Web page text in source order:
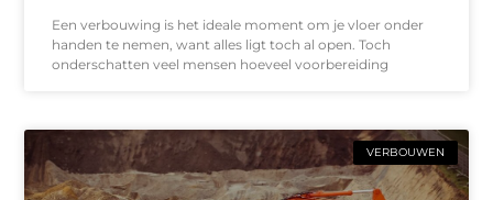
Een verbouwing is het ideale moment om je vloer onder
handen te nemen, want alles ligt toch al open. Toch
onderschatten veel mensen hoeveel voorbereiding
VERBOUWEN